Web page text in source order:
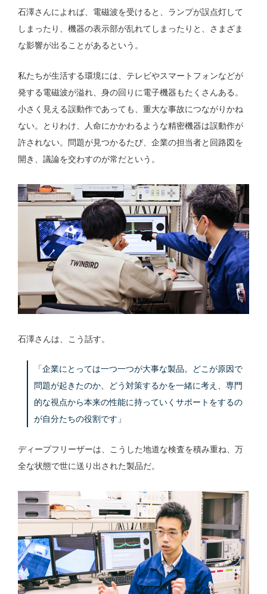
石澤さんによれば、電磁波を受けると、ランプが誤点灯して
しまったり、機器の表示部が乱れてしまったりと、さまざま
な影響が出ることがあるという。
私たちが生活する環境には、テレビやスマートフォンなどが
発する電磁波が溢れ、身の回りに電子機器もたくさんある。
小さく見える誤動作であっても、重大な事故につながりかね
ない。とりわけ、人命にかかわるような精密機器は誤動作が
許されない。問題が見つかるたび、企業の担当者と回路図を
開き、議論を交わすのが常だという。
石澤さんは、こう話す。
「企業にとっては一つ一つが大事な製品。どこが原因で
問題が起きたのか、どう対策するかを一緒に考え、専門
的な視点から本来の性能に持っていくサポートをするの
が自分たちの役割です」
ディープフリーザーは、こうした地道な検査を積み重ね、万
全な状態で世に送り出された製品だ。